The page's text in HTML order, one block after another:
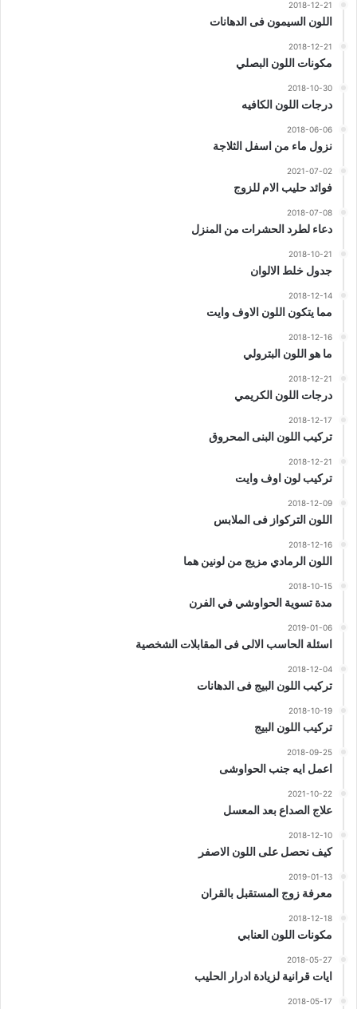
2018-12-21
اللون السيمون فى الدهانات
2018-12-21
مكونات اللون البصلي
2018-10-30
درجات اللون الكافيه
2018-06-06
نزول ماء من اسفل الثلاجة
2021-07-02
فوائد حليب الام للزوج
2018-07-08
دعاء لطرد الحشرات من المنزل
2018-10-21
جدول خلط الالوان
2018-12-14
مما يتكون اللون الاوف وايت
2018-12-16
ما هو اللون البترولي
2018-12-21
درجات اللون الكريمي
2018-12-17
تركيب اللون البنى المحروق
2018-12-21
تركيب لون اوف وايت
2018-12-09
اللون التركواز فى الملابس
2018-12-16
اللون الرمادي مزيج من لونين هما
2018-10-15
مدة تسوية الحواوشي في الفرن
2019-01-06
اسئلة الحاسب الالى فى المقابلات الشخصية
2018-12-04
تركيب اللون البيج فى الدهانات
2018-10-19
تركيب اللون البيج
2018-09-25
اعمل ايه جنب الحواوشى
2021-10-22
علاج الصداع بعد المعسل
2018-12-10
كيف نحصل على اللون الاصفر
2019-01-13
معرفة زوج المستقبل بالقران
2018-12-18
مكونات اللون العنابي
2018-05-27
ايات قرانية لزيادة ادرار الحليب
2018-05-17